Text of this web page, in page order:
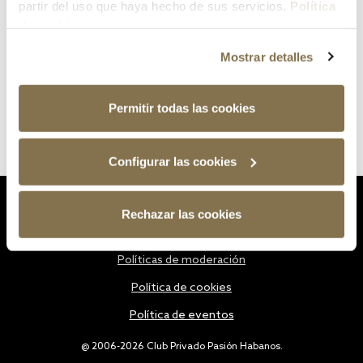
partir del uso que haya hecho de sus servicios. Política
Mostrar detalles
Permitir todas las cookies
Configurar las cookies
Rechazar las cookies
@ 2006-2026 Club Privado Pasión Habanos.
Políticas de moderación
Política de cookies
Política de eventos